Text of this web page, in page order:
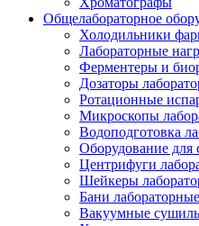
Общелабораторное
Холодильники
Лабораторные
Ферментеры и
Дозаторы
Ротационные
Микроскопы
Водоподготовка
Оборудование для
Центрифуги
Шейкеры
Бани лабораторные
Вакуумные